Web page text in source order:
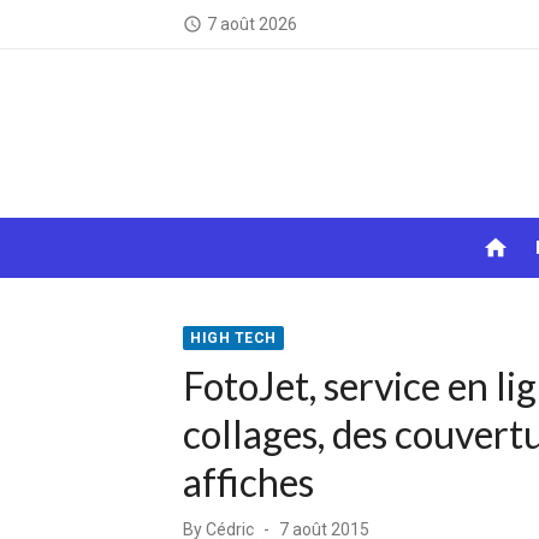
access_time 7 août 2026
home
HIGH TECH
FotoJet, service en
collages, des
affiches
ByCédric Posted
7 août 2015